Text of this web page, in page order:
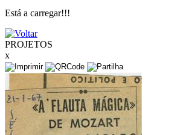
Está a carregar!!!
PROJETOS
x